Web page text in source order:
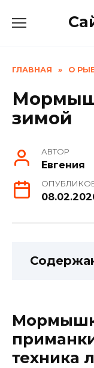
ГЛАВНАЯ » О
зимой
АВТОР
Евгения
техника